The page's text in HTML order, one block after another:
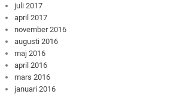
juli 2017
april 2017
november 2016
augusti 2016
maj 2016
april 2016
mars 2016
januari 2016